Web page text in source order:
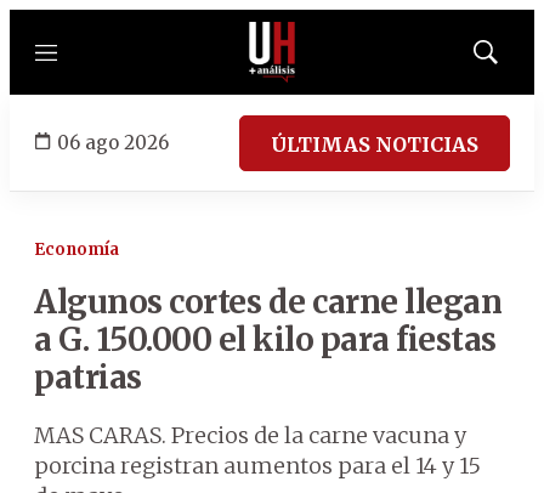
Menú
Mostrar
06 ago 2026 ÚLTIMAS NOTICIAS
Economía
Algunos cortes de carne llegan
a G. 150.000 el kilo para fiestas
patrias
MAS CARAS. Precios de la carne vacuna y
porcina registran aumentos para el 14 y 15